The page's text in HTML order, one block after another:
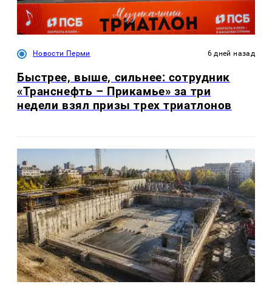
Новости Перми 6 дней назад
Быстрее, выше, сильнее: сотрудник
«Транснефть – Прикамье» за три
недели взял призы трех триатлонов